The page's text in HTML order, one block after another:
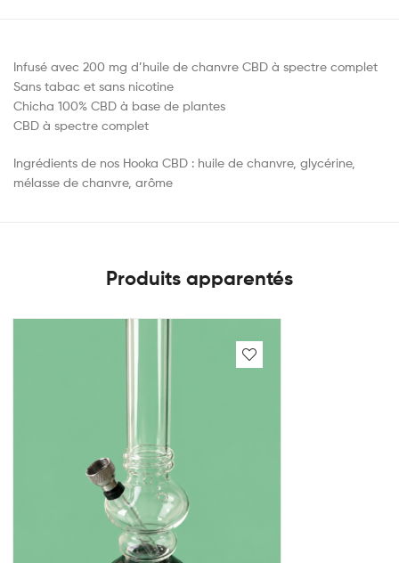
Infusé avec 200 mg d’huile de chanvre CBD à spectre complet
Sans tabac et sans nicotine
Chicha 100% CBD à base de plantes
CBD à spectre complet
Ingrédients de nos Hooka CBD : huile de chanvre, glycérine,
mélasse de chanvre, arôme
Produits apparentés